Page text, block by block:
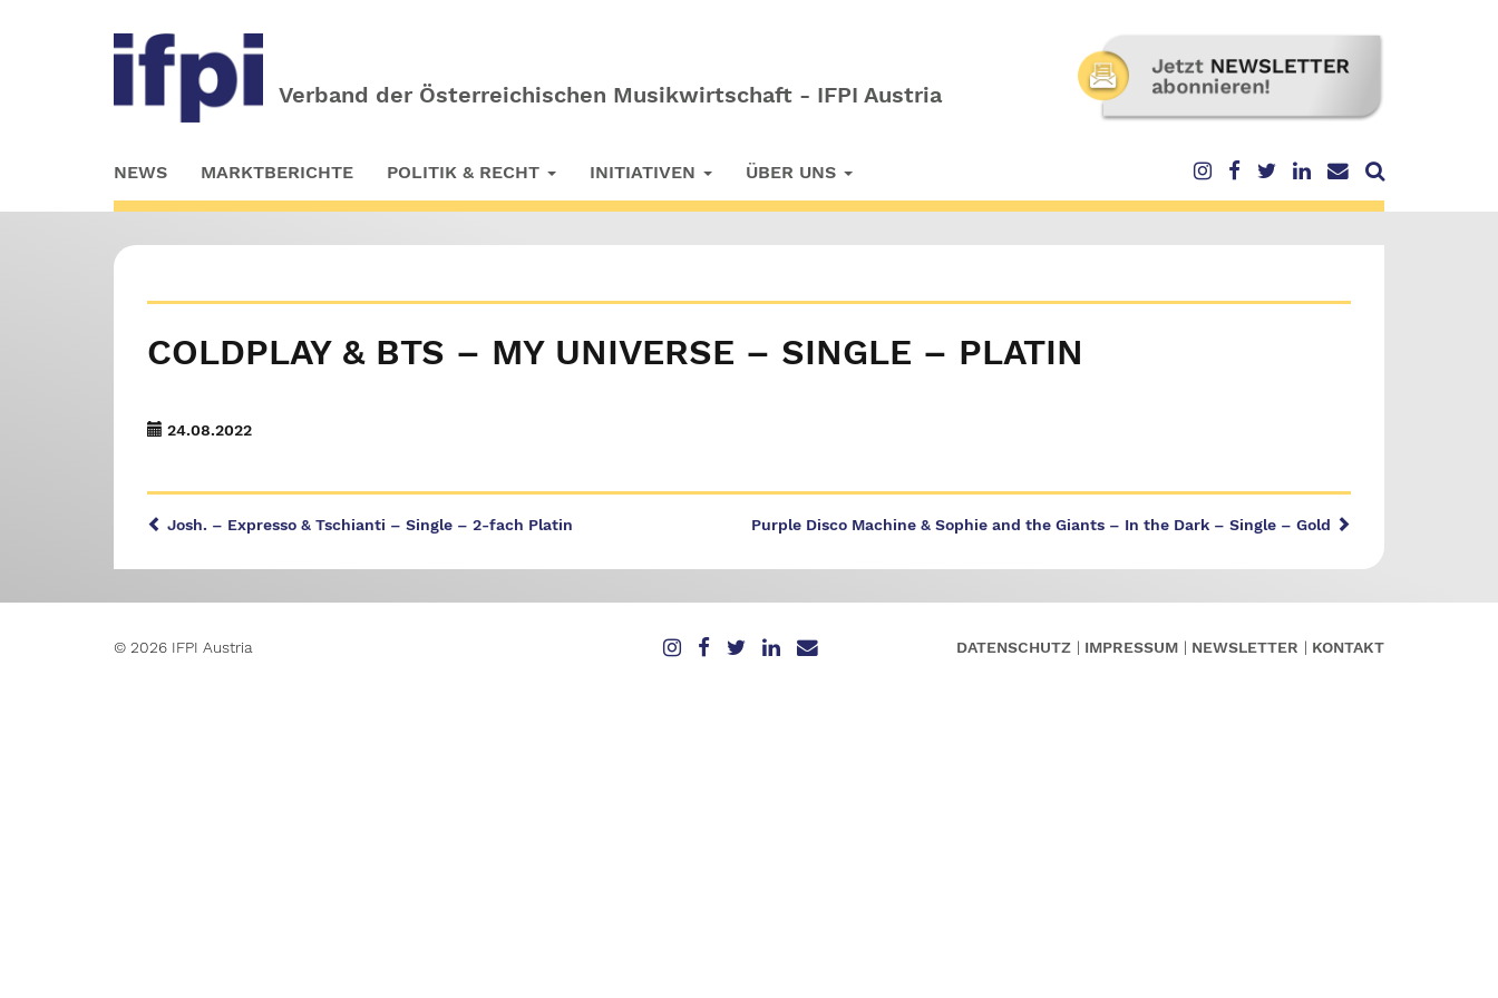
Verband der Österreichischen Musikwirtschaft - IFPI Austria
to
main
NEWS MARKTBERICHTE POLITIK & RECHT INITIATIVEN ÜBER UNS
COLDPLAY & BTS – MY UNIVERSE – SINGLE – PLATIN
24.08.2022
Purple Disco Machine & Sophie and the Giants – In the Dark – Single – Gold
Josh. – Expresso & Tschianti – Single – 2-fach Platin
© 2026 IFPI Austria DATENSCHUTZ IMPRESSUM NEWSLETTER KONTAKT